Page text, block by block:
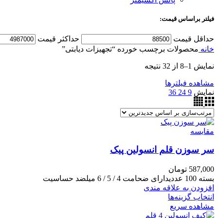
فیلتر براساس قیمت:
حداقل قیمت حداکثر قیمت
خانه محصولات برچسب خورده “تجهیزات دیابتی”
نمایش 1–8 از 32 نتیجه
مشاهده فیلترها
نمایش 9
24
36
مقایسه
سر سوزن قلم انسولین پیک
587,000 تومان
بسته 100 عددیدارای ضحامت 4 / 5 / 6 میلضد حساسیت
افزودن به علاقه مندی
انتخاب گزینه‌ها
مشاهده سریع